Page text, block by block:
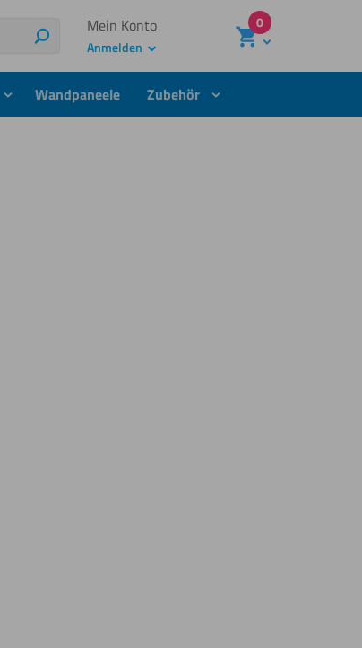
Suchen
Mein Konto
Anmelden
0
Wandpaneele Zubehör